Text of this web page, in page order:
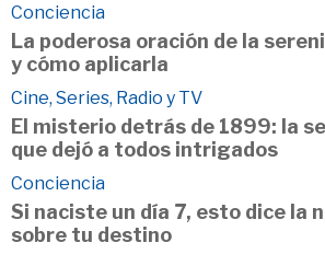
Conciencia
La poderosa oración de la
y cómo aplicarla
Cine, Series, Radio y TV
El misterio detrás de 1899: la
que dejó a todos intrigados
Conciencia
Si naciste un día 7, esto dice la
sobre tu destino